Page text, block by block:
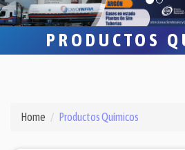
PRODUCTOS
Home Productos Químicos